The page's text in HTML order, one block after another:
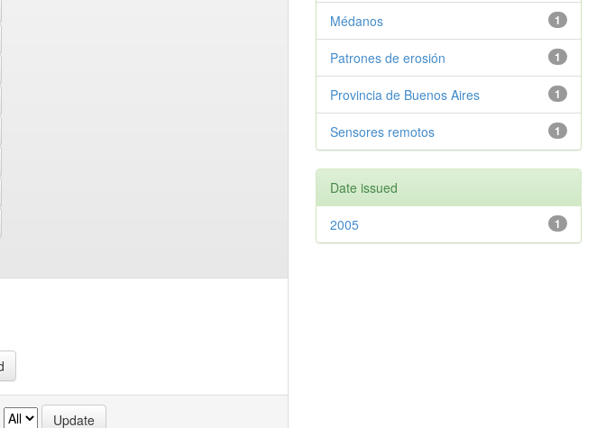
1
Médanos
1
Patrones de erosión
1
Provincia de Buenos Aires
1
Sensores remotos
Date issued
1
2005